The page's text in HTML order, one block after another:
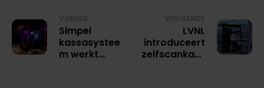
Simpel
kassasystee
m werkt
LVNL
introduceert
zelfscankass